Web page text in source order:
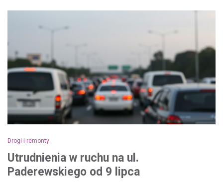
Drogi i remonty
Utrudnienia w ruchu na ul.
Paderewskiego od 9 lipca